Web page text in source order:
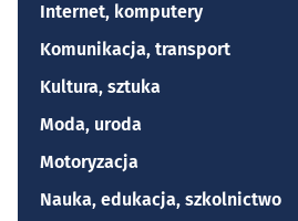
Internet, komputery
Komunikacja, transport
Kultura, sztuka
Moda, uroda
Motoryzacja
Nauka, edukacja, szkolnictwo